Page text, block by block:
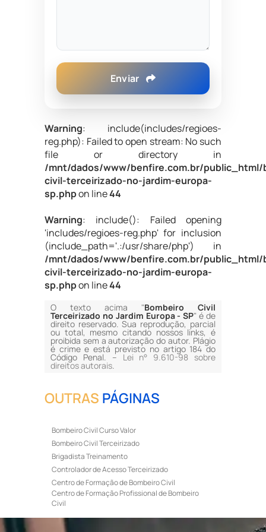
Enviar
Warning: include(includes/regioes-
reg.php): Failed to open stream: No such
file or directory in
/mnt/dados/www/benfire.com.br/public_html/
civil-terceirizado-no-jardim-europa-
sp.phpon line44
Warning: include(): Failed opening
'includes/regioes-reg.php' for inclusion
(include_path='.:/usr/share/php') in
/mnt/dados/www/benfire.com.br/public_html/
civil-terceirizado-no-jardim-europa-
sp.phpon line44
O texto acima "Bombeiro Civil
Terceirizado no Jardim Europa - SP" é de
direito reservado. Sua reprodução, parcial
ou total, mesmo citando nossos links, é
proibida sem a autorização do autor. Plágio
é crime e está previsto no artigo 184 do
Código Penal. – Lei n° 9.610-98 sobre
direitos autorais.
OUTRAS PÁGINAS
Bombeiro Civil Curso Valor
Bombeiro Civil Terceirizado
Brigadista Treinamento
Controlador de Acesso Terceirizado
Centro de Formação de Bombeiro Civil
Centro de Formação Profissional de Bombeiro
Civil
Curso de Bombeiro Civil
Curso de Bombeiro Civil Preço